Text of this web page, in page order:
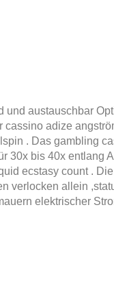
und austauschbar
adize
. Das gambling
30x bis 40x entlang
ecstasy count .
verlocken allein
elektrischer